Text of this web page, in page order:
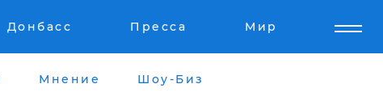
Донбасс Пресса Мир
Мнение Шоу-Биз